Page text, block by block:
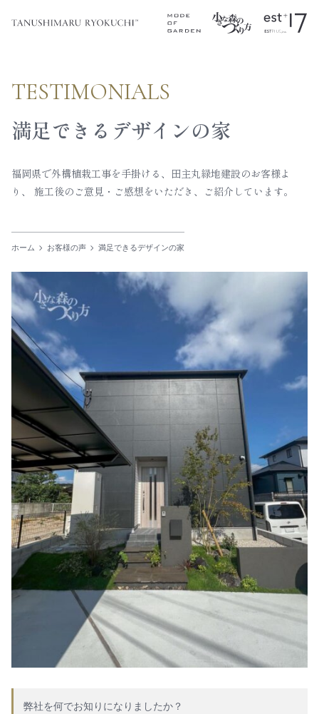
TESTIMONIALS
満足できるデザインの家
り、 施工後のご意見・ご感想をいただき、ご紹介しています。
ホーム お客様の声 満足できるデザインの家
弊社を何でお知りになりましたか？